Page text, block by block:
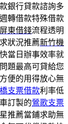
銀行貸款諮詢多
轉借款特殊借款
屏東借錢流程透明
狀況推薦新竹機
當日辦事效率就
題最高可貸給您
便的用得放心無
支票借款利率低
訂製的鶯歌支票
推薦當鋪求助無